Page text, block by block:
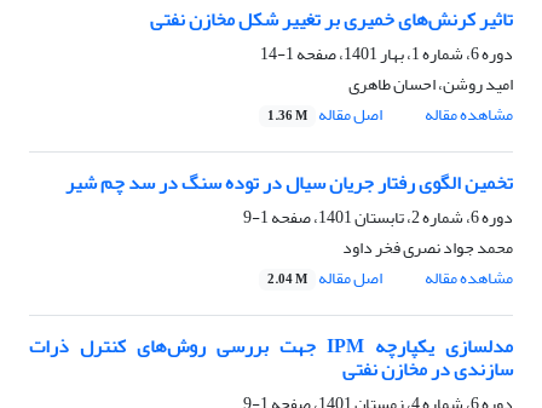
تاثیر کرنش‌های خمیری بر تغییر شکل مخازن نفتی
دوره 6، شماره 1، بهار 1401، صفحه
1-14
امید روشن، احسان طاهری
مشاهده مقاله
اصل مقاله 1.36 M
تخمین الگوی رفتار جریان سیال در توده سنگ در سد چم شیر
دوره 6، شماره 2، تابستان 1401، صفحه
1-9
محمد جواد نصری فخر داود
مشاهده مقاله
اصل مقاله 2.04 M
مدلسازی یکپارچه IPM جهت بررسی روش‌های کنترل ذرات
سازندی در مخازن نفتی